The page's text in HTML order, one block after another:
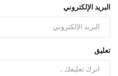
البريد الإلكتروني
تعليق